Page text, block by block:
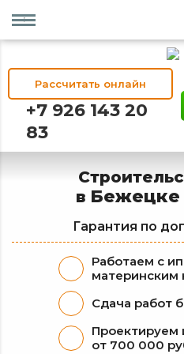
Рассчитать онлайн
+7 926 143 20
83
в Бежецке
Гарантия по
Работаем с
материнским
Сдача работ
Проектируем
от 700 000